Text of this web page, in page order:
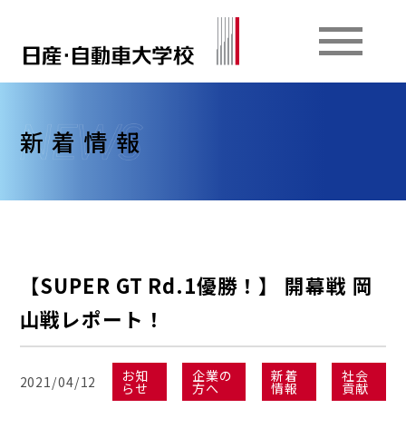
新着情報
【SUPER GT Rd.1優勝！】 開幕戦 岡
山戦レポート！
2021/04/12 お知
らせ
企業の
方へ
新着
情報
社会
貢献